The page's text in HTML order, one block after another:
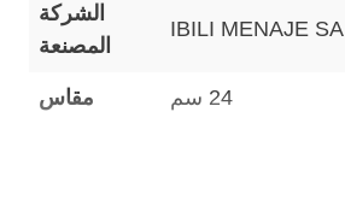
الشركة
المصنعة
IBILI MENAJE SA
مقاس 24 سم